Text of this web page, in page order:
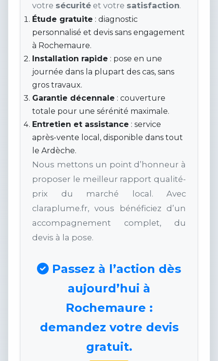
votre sécurité et votre satisfaction.
Étude gratuite : diagnostic
personnalisé et devis sans engagement
à Rochemaure.
Installation rapide : pose en une
journée dans la plupart des cas, sans
gros travaux.
Garantie décennale : couverture
totale pour une sérénité maximale.
Entretien et assistance : service
après-vente local, disponible dans tout
le Ardèche.
Nous mettons un point d’honneur à
proposer le meilleur rapport qualité-
prix du marché local. Avec
claraplume.fr, vous bénéficiez d’un
accompagnement complet, du
devis à la pose.
Passez à l’action dès
aujourd’hui à
Rochemaure :
demandez votre devis
gratuit.